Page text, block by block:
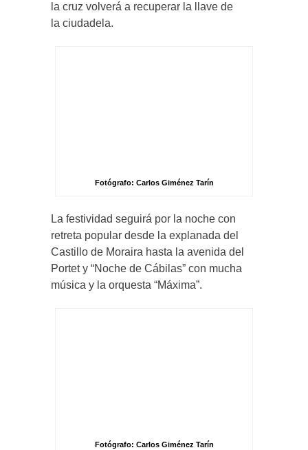
la cruz volverá a recuperar la llave de
la ciudadela.
Fotógrafo: Carlos Giménez Tarín
La festividad seguirá por la noche con
retreta popular desde la explanada del
Castillo de Moraira hasta la avenida del
Portet y “Noche de Cábilas” con mucha
música y la orquesta “Máxima”.
Fotógrafo: Carlos Giménez Tarín